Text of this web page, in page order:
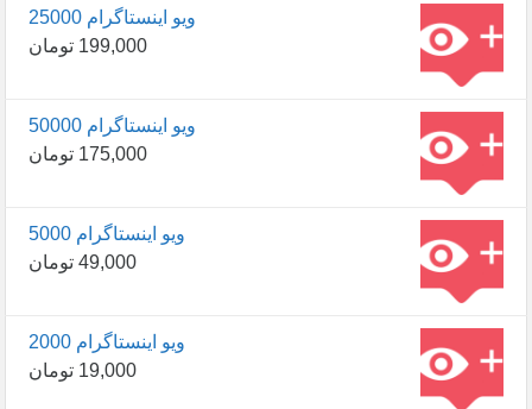
25000 ویو اینستاگرام
199,000 تومان
50000 ویو اینستاگرام
175,000 تومان
5000 ویو اینستاگرام
49,000 تومان
2000 ویو اینستاگرام
19,000 تومان